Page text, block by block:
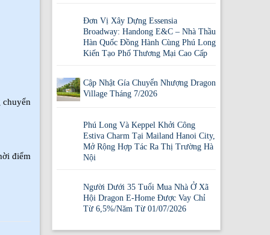
điểm
Đơn Vị Xây Dựng Essensia
Broadway: Handong E&C – Nhà Thầu
Hàn Quốc Đồng Hành Cùng Phú Long
Kiến Tạo Phố Thương Mại Cao Cấp
Cập Nhật Gía Chuyển Nhượng Dragon
Village Tháng 7/2026
Phú Long Và Keppel Khởi Công
Estiva Charm Tại Mailand Hanoi City,
Mở Rộng Hợp Tác Ra Thị Trường Hà
Nội
Người Dưới 35 Tuổi Mua Nhà Ở Xã
Hội Dragon E-Home Được Vay Chỉ
Từ 6,5%/Năm Từ 01/07/2026